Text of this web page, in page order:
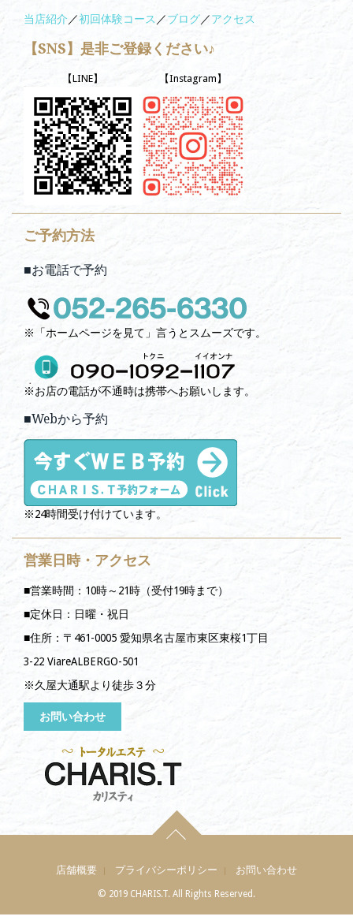
当店紹介 ／初回体験コース ／ブログ／アクセス
【SNS】是非ご登録ください♪
【LINE】 【Instagram】
ご予約方法
■お電話で予約
※「ホームページを見て」言うとスムーズです。
※お店の電話が不通時は携帯へお願いします。
■Webから予約
※24時間受け付けています。
営業日時・アクセス
■営業時間：10時～21時（受付19時まで）
■定休日：日曜・祝日
■住所：〒461-0005 愛知県名古屋市東区東桜1丁目
3-22 ViareALBERGO-501
※久屋大通駅より徒歩３分
お問い合わせ
店舗概要 プライバシーポリシー お問い合わせ
© 2019 CHARIS.T. All Rights Reserved.